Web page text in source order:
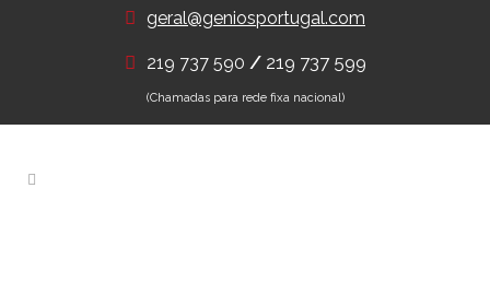
geral@geniosportugal.com
219 737 590 / 219 737 599
(Chamadas para rede fixa nacional)